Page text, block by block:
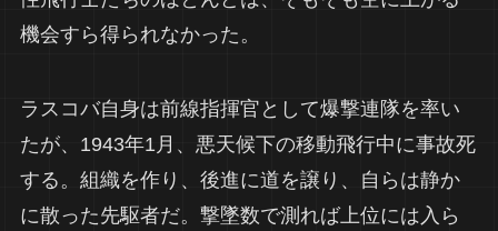
機会すら得られなかった。
ラスコバ自身は前線指揮官として爆撃連隊を率い
たが、1943年1月、悪天候下の移動飛行中に事故死
する。組織を作り、後進に道を譲り、自らは静か
に散った先駆者だ。撃墜数で測れば上位には入ら